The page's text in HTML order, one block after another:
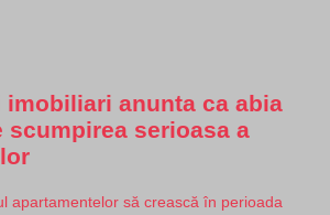
imobiliari anunta ca abia
scumpirea serioasa a
apartamentelor să crească în perioada